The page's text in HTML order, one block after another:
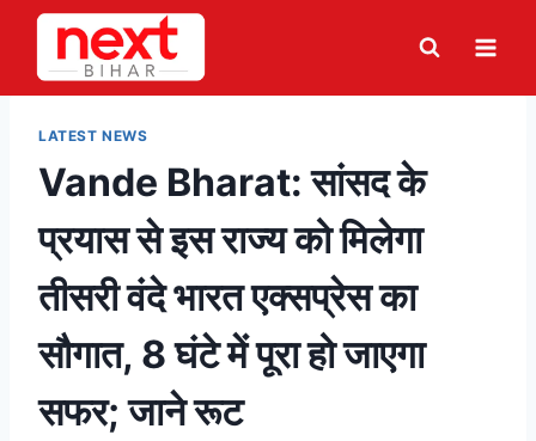
Skip
content
LATEST NEWS
Vande Bharat: सांसद के
प्रयास से इस राज्य को मिलेगा
तीसरी वंदे भारत एक्सप्रेस का
सौगात, 8 घंटे में पूरा हो जाएगा
सफर; जाने रूट